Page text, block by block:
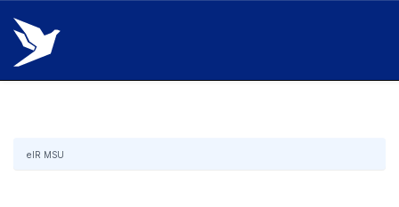
Skip
navigation
eIR MSU